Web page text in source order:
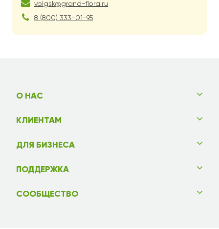
volgsk@grand-flora.ru
8 (800) 333-01-95
О НАС
КЛИЕНТАМ
ДЛЯ БИЗНЕСА
ПОДДЕРЖКА
СООБЩЕСТВО